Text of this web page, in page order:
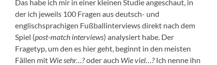
Das habe ich mir in einer kleinen Studie angeschaut, in
der ich jeweils 100 Fragen aus deutsch- und
englischsprachigen Fußballinterviews direkt nach dem
Spiel (post-match interviews) analysiert habe. Der
Fragetyp, um den es hier geht, beginnt in den meisten
Fällen mit Wie sehr…?oder auch Wie viel…?Ich nenne ihn